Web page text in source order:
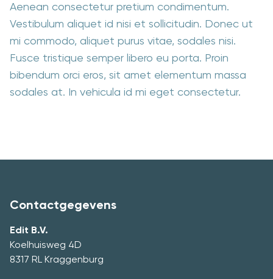
Aenean consectetur pretium condimentum.
Vestibulum aliquet id nisi et sollicitudin. Donec ut
mi commodo, aliquet purus vitae, sodales nisi.
Fusce tristique semper libero eu porta. Proin
bibendum orci eros, sit amet elementum massa
sodales at. In vehicula id mi eget consectetur.
Contactgegevens
Edit B.V.
Koelhuisweg 4D
8317 RL Kraggenburg